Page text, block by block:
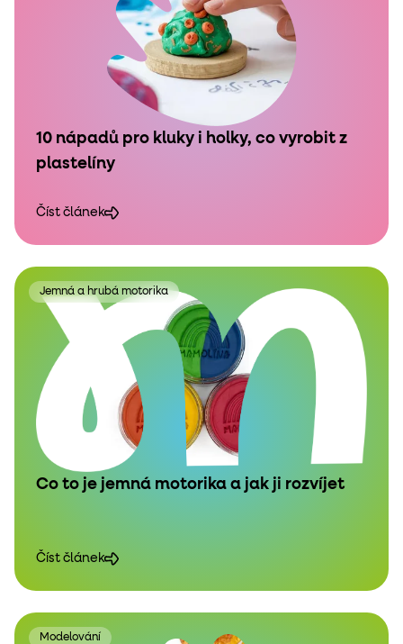
10 nápadů pro kluky i holky, co vyrobit z
plastelíny
Číst článek
Jemná a hrubá motorika
Co to je jemná motorika a jak ji rozvíjet
Číst článek
Modelování